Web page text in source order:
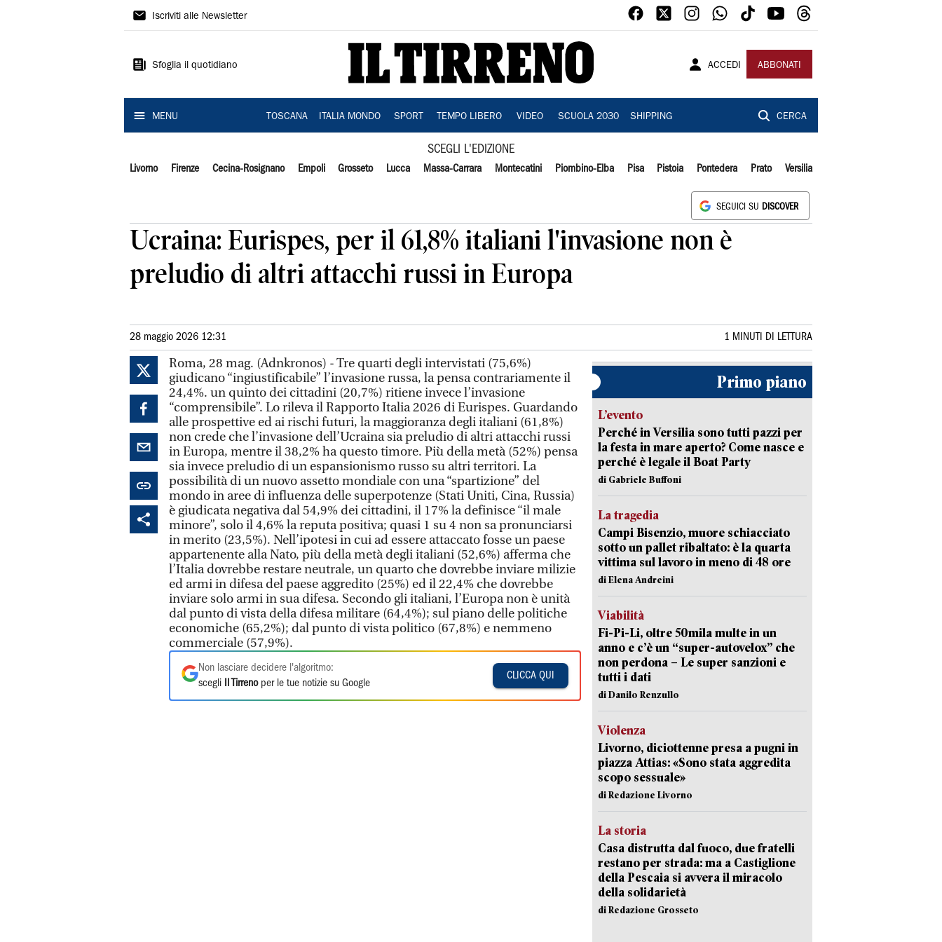
Il
Iscriviti alle Newsletter
Sfoglia il quotidiano ACCEDI ABBONATI
MENU TOSCANA ITALIA MONDO SPORT TEMPO LIBERO VIDEO SCUOLA 2030 SHIPPING CERCA
SCEGLI L'EDIZIONE
Livorno Firenze Cecina-Rosignano Empoli Grosseto Lucca Massa-Carrara Montecatini Piombino-Elba Pisa Pistoia Pontedera Prato Versilia
SEGUICI SU DISCOVER
Ucraina: Eurispes, per il 61,8% italiani l'invasione non è
preludio di altri attacchi russi in Europa
28 maggio 2026 12:31 1 MINUTI DI LETTURA
Roma, 28 mag. (Adnkronos) - Tre quarti degli intervistati (75,6%)
giudicano “ingiustificabile” l’invasione russa, la pensa contrariamente il
24,4%. un quinto dei cittadini (20,7%) ritiene invece l’invasione
“comprensibile”. Lo rileva il Rapporto Italia 2026 di Eurispes. Guardando
alle prospettive ed ai rischi futuri, la maggioranza degli italiani (61,8%)
non crede che l’invasione dell’Ucraina sia preludio di altri attacchi russi
in Europa, mentre il 38,2% ha questo timore. Più della metà (52%) pensa
sia invece preludio di un espansionismo russo su altri territori. La
possibilità di un nuovo assetto mondiale con una “spartizione” del
mondo in aree di influenza delle superpotenze (Stati Uniti, Cina, Russia)
è giudicata negativa dal 54,9% dei cittadini, il 17% la definisce “il male
minore”, solo il 4,6% la reputa positiva; quasi 1 su 4 non sa pronunciarsi
in merito (23,5%). Nell’ipotesi in cui ad essere attaccato fosse un paese
appartenente alla Nato, più della metà degli italiani (52,6%) afferma che
l’Italia dovrebbe restare neutrale, un quarto che dovrebbe inviare milizie
ed armi in difesa del paese aggredito (25%) ed il 22,4% che dovrebbe
inviare solo armi in sua difesa. Secondo gli italiani, l’Europa non è unità
dal punto di vista della difesa militare (64,4%); sul piano delle politiche
economiche (65,2%); dal punto di vista politico (67,8%) e nemmeno
commerciale (57,9%).
Non lasciare decidere l'algoritmo:
scegli
Il Tirrenoper le tue notizie su Google
CLICCA QUI
Primo piano
L’evento
Perché in Versilia sono tutti pazzi per
la festa in mare aperto? Come nasce e
perché è legale il Boat Party
di Gabriele Buffoni
La tragedia
Campi Bisenzio, muore schiacciato
sotto un pallet ribaltato: è la quarta
vittima sul lavoro in meno di 48 ore
di Elena Andreini
Viabilità
Fi-Pi-Li, oltre 50mila multe in un
anno e c’è un “super-autovelox” che
non perdona – Le super sanzioni e
tutti i dati
di Danilo Renzullo
Violenza
Livorno, diciottenne presa a pugni in
piazza Attias: «Sono stata aggredita
scopo sessuale»
di Redazione Livorno
La storia
Casa distrutta dal fuoco, due fratelli
restano per strada: ma a Castiglione
della Pescaia si avvera il miracolo
della solidarietà
di Redazione Grosseto